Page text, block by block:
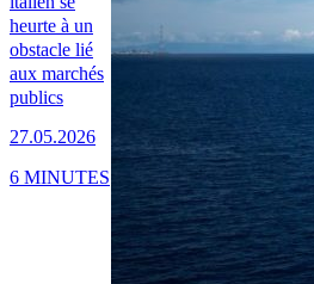
heurte à un
obstacle lié
aux marchés
publics
27.05.2026
6 MINUTES